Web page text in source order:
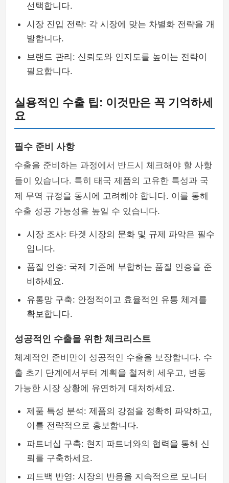
선택합니다.
시장 진입 전략: 각 시장에 맞는 차별화 전략을 개
발합니다.
브랜드 관리: 신뢰도와 인지도를 높이는 전략이
필요합니다.
실용적인 수출 팁: 이것만은 꼭 기억하세
요
필수 준비 사항
수출을 준비하는 과정에서 반드시 체크해야 할 사항
들이 있습니다. 특히 태국 제품의 고유한 특성과 국
제 무역 규정을 동시에 고려해야 합니다. 이를 통해
수출 성공 가능성을 높일 수 있습니다.
시장 조사: 타겟 시장의 문화 및 규제 파악은 필수
입니다.
품질 인증: 국제 기준에 부합하는 품질 인증을 준
비하세요.
유통망 구축: 안정적이고 효율적인 유통 체계를
확보합니다.
성공적인 수출을 위한 체크리스트
체계적인 준비만이 성공적인 수출을 보장합니다. 수
출 초기 단계에서부터 계획을 철저히 세우고, 변동
가능한 시장 상황에 유연하게 대처하세요.
제품 특성 분석: 제품의 강점을 정확히 파악하고,
이를 전략적으로 홍보합니다.
파트너십 구축: 현지 파트너와의 협력을 통해 신
뢰를 구축하세요.
피드백 반영: 시장의 반응을 지속적으로 모니터